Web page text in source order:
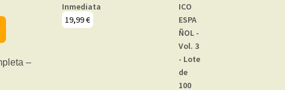
Inmediata
19,99€